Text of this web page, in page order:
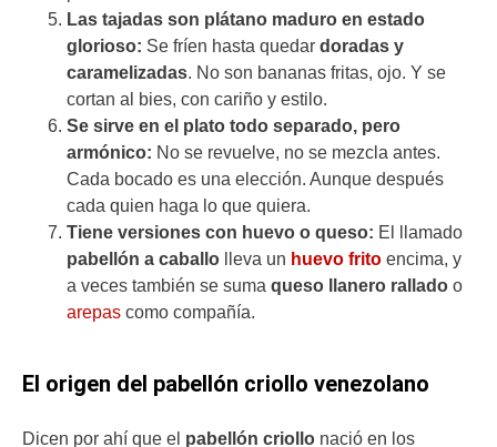
Las tajadas son plátano maduro en estado
glorioso: Se fríen hasta quedar doradas y
caramelizadas. No son bananas fritas, ojo. Y se
cortan al bies, con cariño y estilo.
Se sirve en el plato todo separado, pero
armónico: No se revuelve, no se mezcla antes.
Cada bocado es una elección. Aunque después
cada quien haga lo que quiera.
Tiene versiones con huevo o queso: El llamado
pabellón a caballo lleva un huevo frito encima, y
a veces también se suma queso llanero rallado o
arepas como compañía.
El origen del pabellón criollo venezolano
Dicen por ahí que el pabellón criollo nació en los